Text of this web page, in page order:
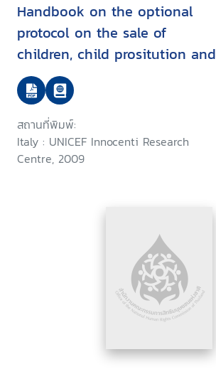
Handbook on the optional
protocol on the sale of
children, child prositution and
child pornography
สถานที่พิมพ์:
Italy : UNICEF Innocenti Research
Centre, 2009